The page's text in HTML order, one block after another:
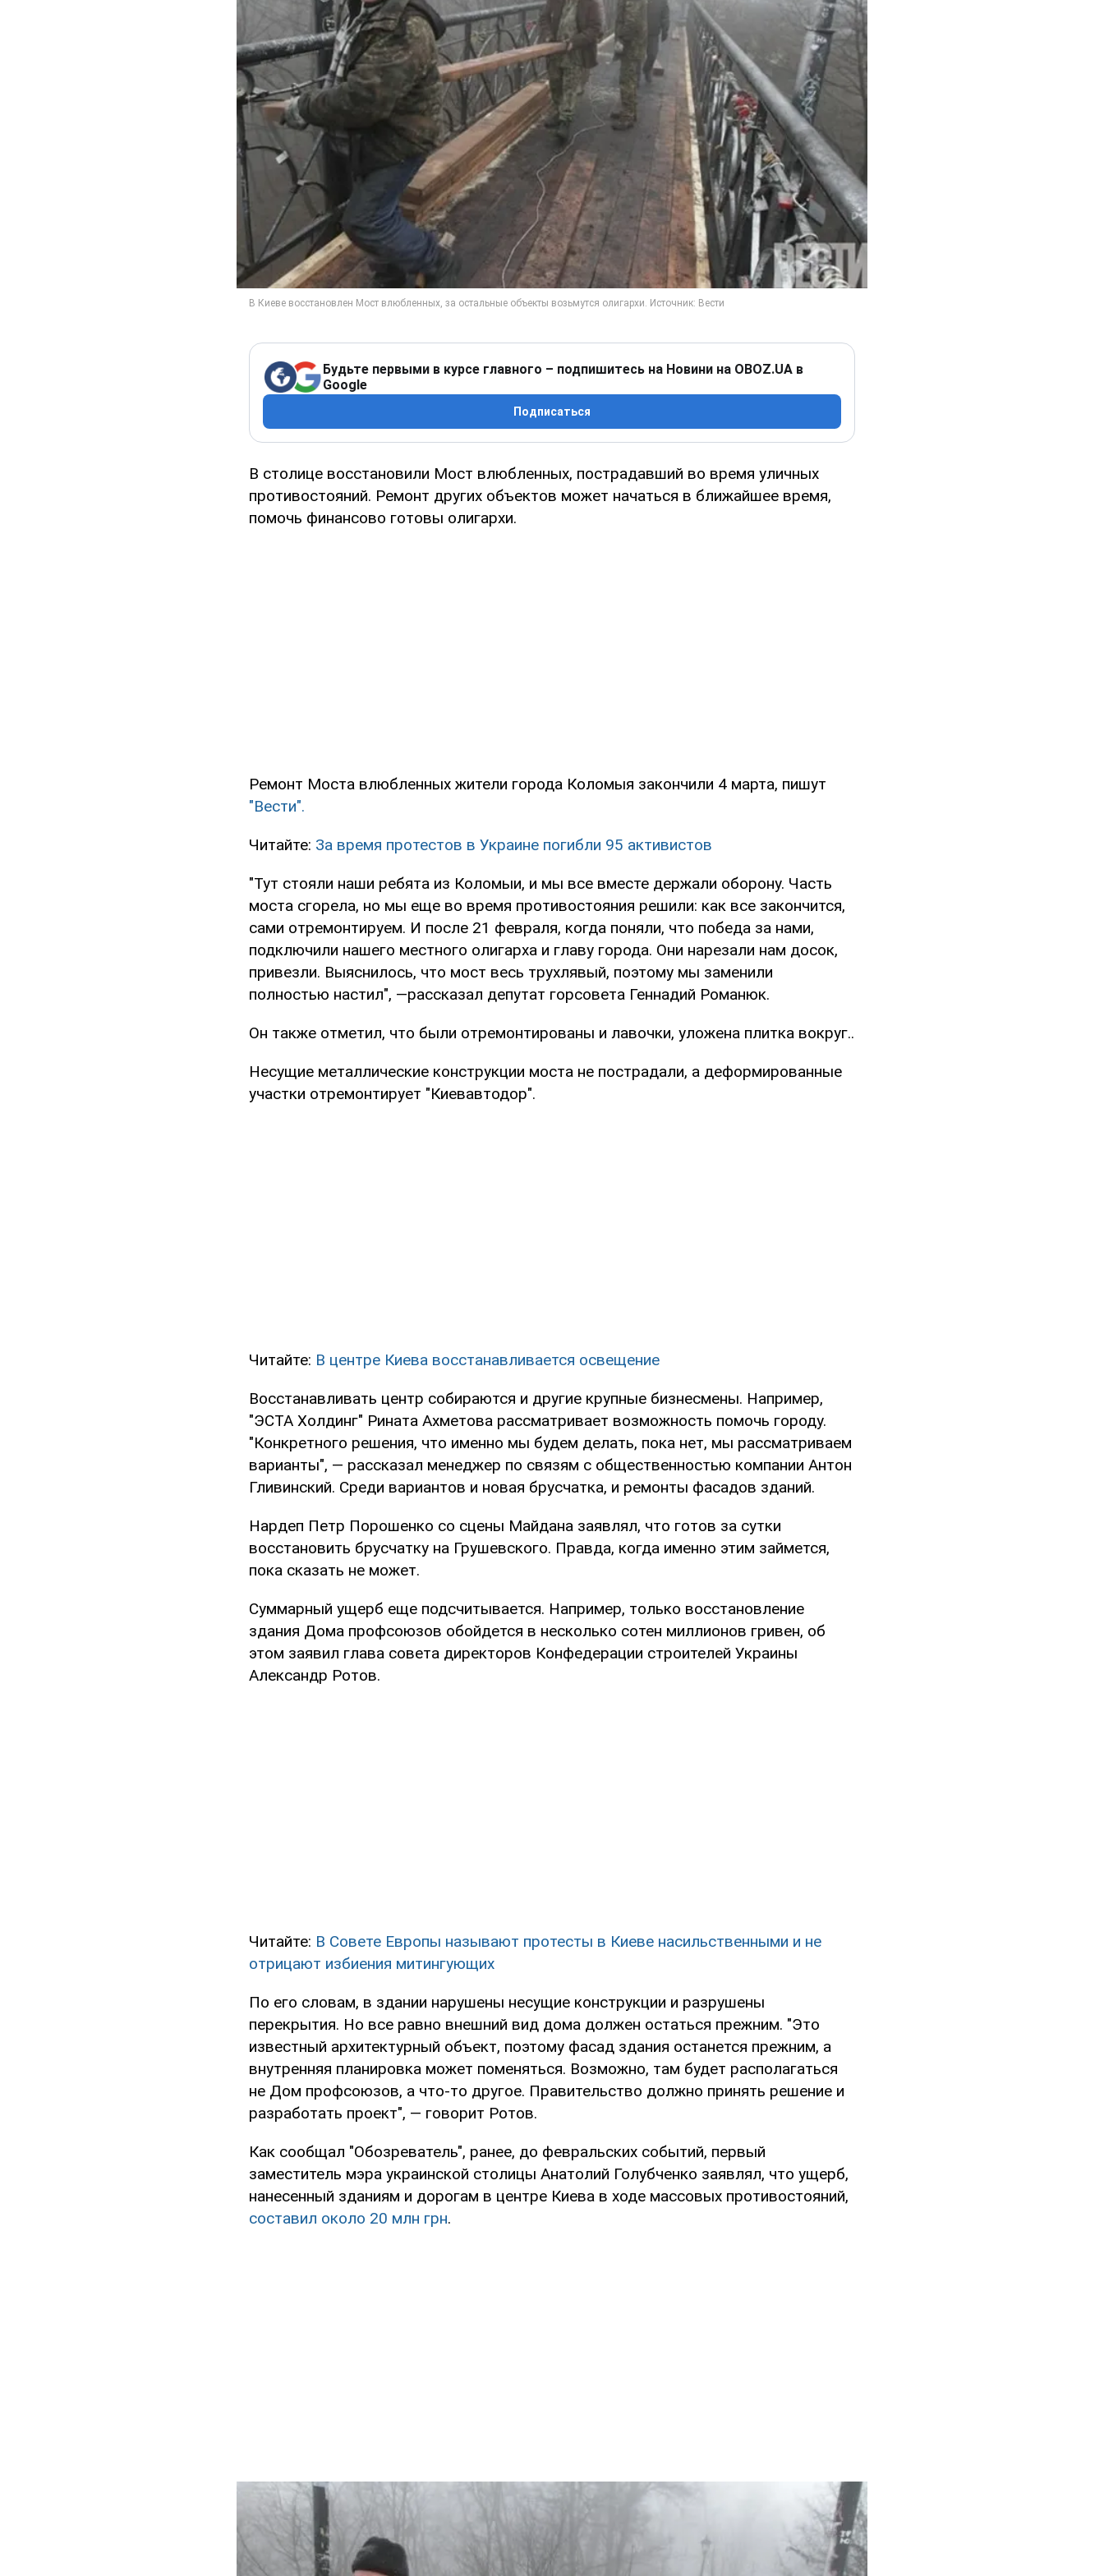
Будьте первыми в курсе главного – подпишитесь на Новини на OBOZ.UA в
Google
Подписаться
В столице восстановили Мост влюбленных, пострадавший во время уличных
противостояний. Ремонт других объектов может начаться в ближайшее время,
помочь финансово готовы олигархи.
Ремонт Моста влюбленных жители города Коломыя закончили 4 марта, пишут
"Вести".
Читайте: За время протестов в Украине погибли 95 активистов
"Тут стояли наши ребята из Коломыи, и мы все вместе держали оборону. Часть
моста сгорела, но мы еще во время противостояния решили: как все закончится,
сами отремонтируем. И после 21 февраля, когда поняли, что победа за нами,
подключили нашего местного олигарха и главу города. Они нарезали нам досок,
привезли. Выяснилось, что мост весь трухлявый, поэтому мы заменили
полностью настил", —рассказал депутат горсовета Геннадий Романюк.
Он также отметил, что были отремонтированы и лавочки, уложена плитка вокруг..
Несущие металлические конструкции моста не пострадали, а деформированные
участки отремонтирует "Киевавтодор".
Читайте: В центре Киева восстанавливается освещение
Восстанавливать центр собираются и другие крупные бизнесмены. Например,
"ЭСТА Холдинг" Рината Ахметова рассматривает возможность помочь городу.
"Конкретного решения, что именно мы будем делать, пока нет, мы рассматриваем
варианты", — рассказал менеджер по связям с общественностью компании Антон
Гливинский. Среди вариантов и новая брусчатка, и ремонты фасадов зданий.
Нардеп Петр Порошенко со сцены Майдана заявлял, что готов за сутки
восстановить брусчатку на Грушевского. Правда, когда именно этим займется,
пока сказать не может.
Суммарный ущерб еще подсчитывается. Например, только восстановление
здания Дома профсоюзов обойдется в несколько сотен миллионов гривен, об
этом заявил глава совета директоров Конфедерации строителей Украины
Александр Ротов.
Читайте: В Совете Европы называют протесты в Киеве насильственными и не
отрицают избиения митингующих
По его словам, в здании нарушены несущие конструкции и разрушены
перекрытия. Но все равно внешний вид дома должен остаться прежним. "Это
известный архитектурный объект, поэтому фасад здания останется прежним, а
внутренняя планировка может поменяться. Возможно, там будет располагаться
не Дом профсоюзов, а что-то другое. Правительство должно принять решение и
разработать проект", — говорит Ротов.
Как сообщал "Обозреватель", ранее, до февральских событий, первый
заместитель мэра украинской столицы Анатолий Голубченко заявлял, что ущерб,
нанесенный зданиям и дорогам в центре Киева в ходе массовых противостояний,
составил около 20 млн грн.